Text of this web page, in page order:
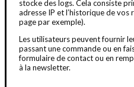
stocke des logs. Cela consiste
adresse IP et l’historique de vos
page par exemple).
Les utilisateurs peuvent fournir
passant une commande ou en
formulaire de contact ou en
à la newsletter.